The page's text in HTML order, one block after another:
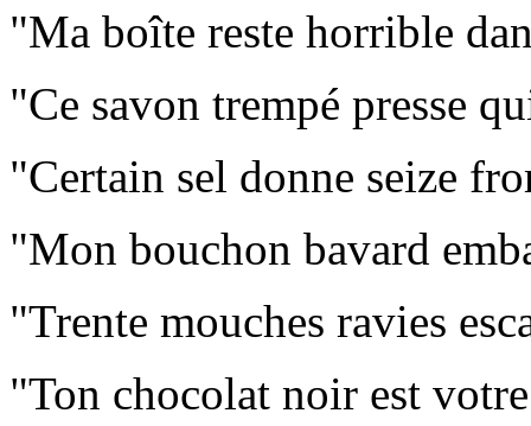
"Ma boîte reste horrible
"Ce savon trempé presse
"Certain sel donne seize
"Mon bouchon bavard
"Trente mouches ravies
"Ton chocolat noir est